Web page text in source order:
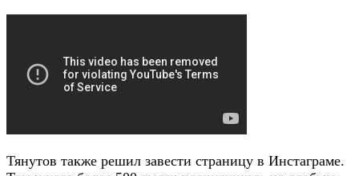
Тянутов также решил завести страницу в Инстаграме.